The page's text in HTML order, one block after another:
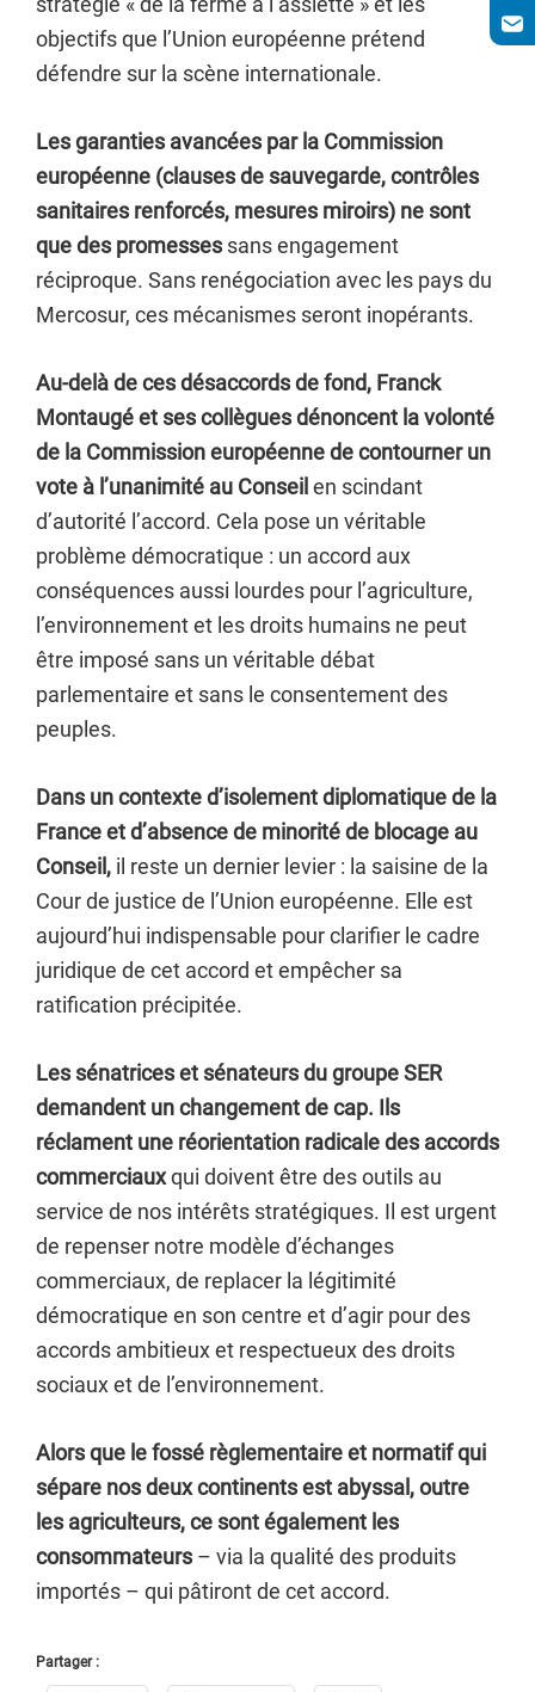
objectifs que l’Union européenne prétend
défendre sur la scène internationale.
Les garanties avancées par la Commission
européenne (clauses de sauvegarde, contrôles
sanitaires renforcés, mesures miroirs) ne sont
que des promesses sans engagement
réciproque. Sans renégociation avec les pays du
Mercosur, ces mécanismes seront inopérants.
Au-delà de ces désaccords de fond, Franck
Montaugé et ses collègues dénoncent la volonté
de la Commission européenne de contourner un
vote à l’unanimité au Conseil en scindant
d’autorité l’accord. Cela pose un véritable
problème démocratique : un accord aux
conséquences aussi lourdes pour l’agriculture,
l’environnement et les droits humains ne peut
être imposé sans un véritable débat
parlementaire et sans le consentement des
peuples.
Dans un contexte d’isolement diplomatique de la
France et d’absence de minorité de blocage au
Conseil, il reste un dernier levier : la saisine de la
Cour de justice de l’Union européenne. Elle est
aujourd’hui indispensable pour clarifier le cadre
juridique de cet accord et empêcher sa
ratification précipitée.
Les sénatrices et sénateurs du groupe SER
demandent un changement de cap. Ils
réclament une réorientation radicale des accords
commerciauxqui doivent être des outils au
service de nos intérêts stratégiques. Il est urgent
de repenser notre modèle d’échanges
commerciaux, de replacer la légitimité
démocratique en son centre et d’agir pour des
accords ambitieux et respectueux des droits
sociaux et de l’environnement.
Alors que le fossé règlementaire et normatif qui
sépare nos deux continents est abyssal, outre
les agriculteurs, ce sont également les
consommateurs – via la qualité des produits
importés – qui pâtiront de cet accord.
Partager :